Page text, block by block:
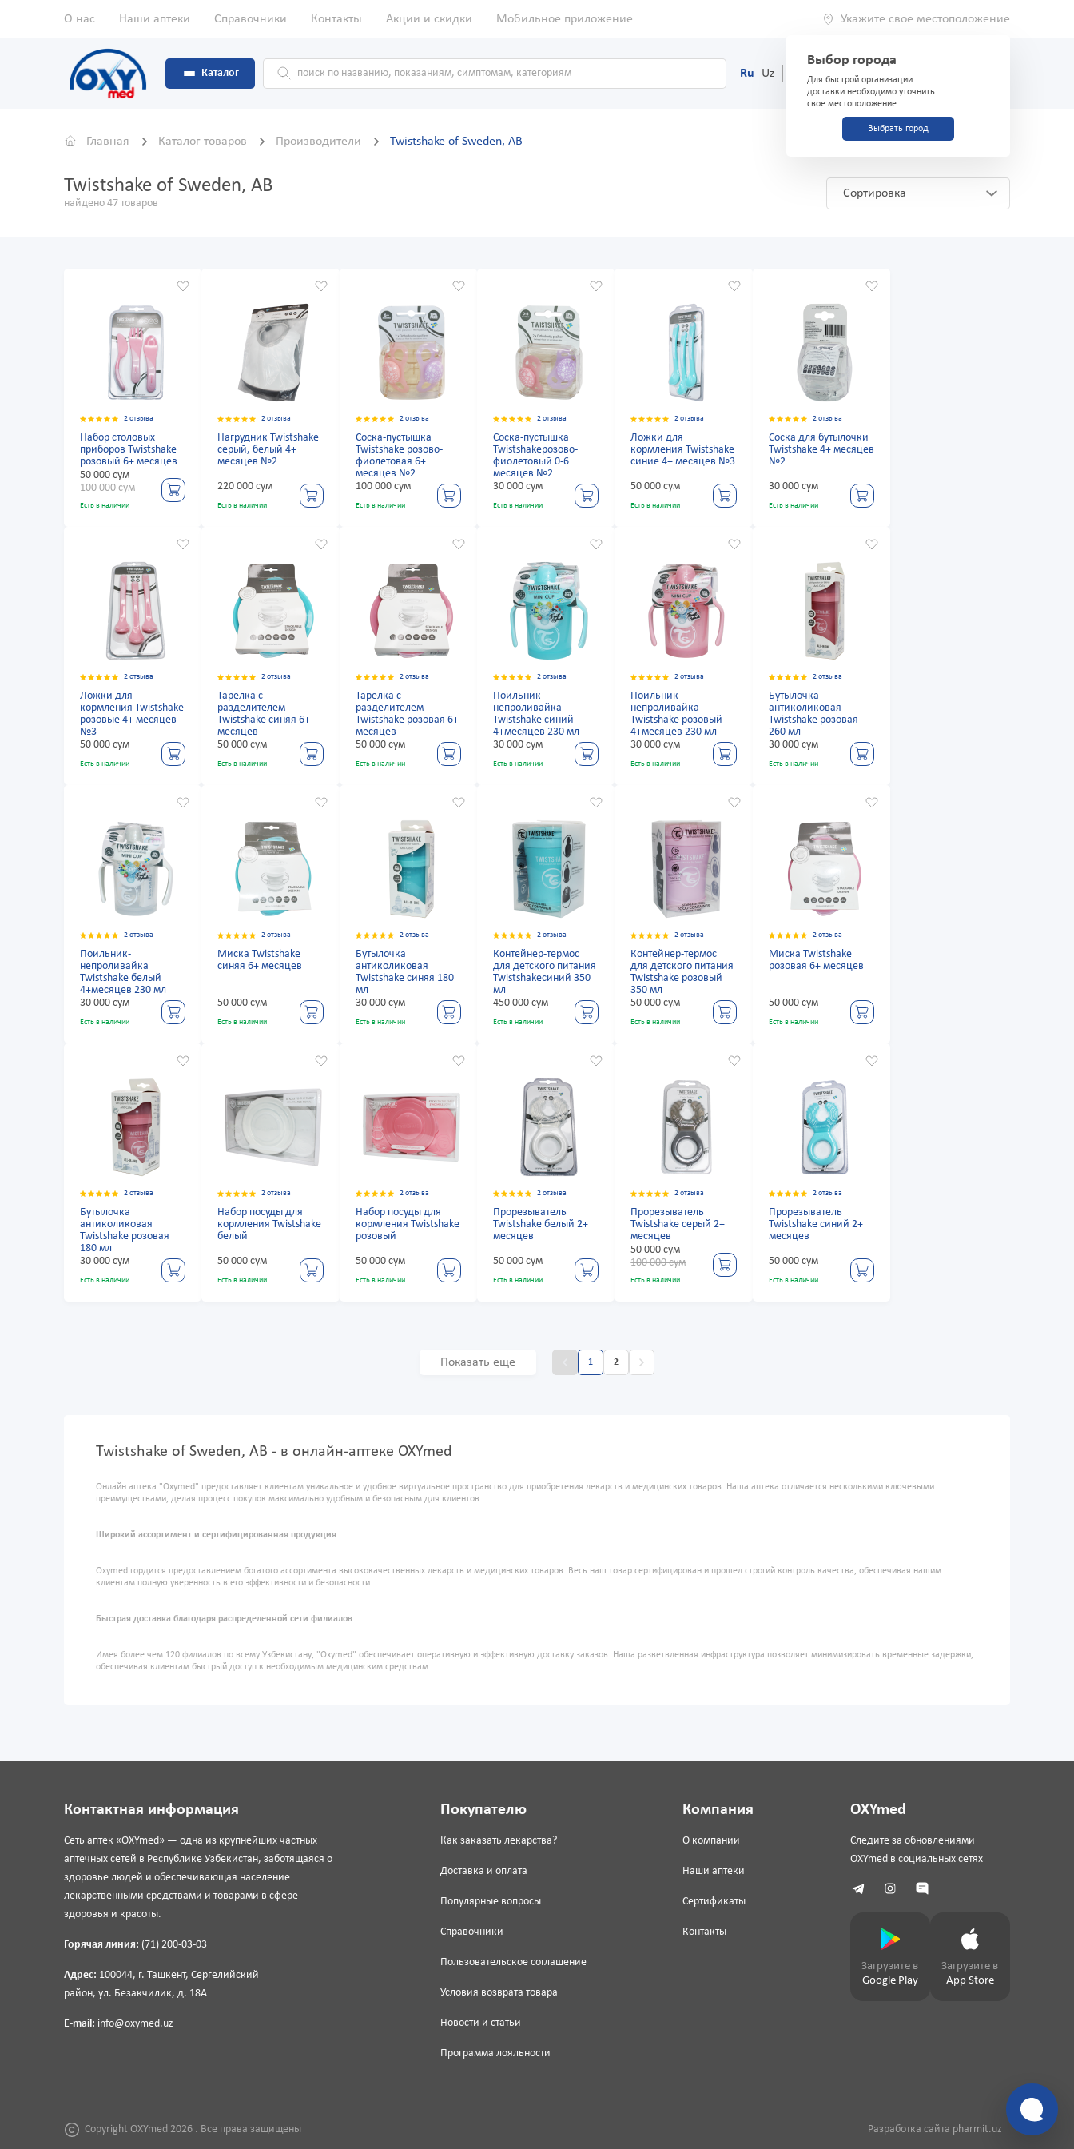
О нас Наши аптеки Справочники Контакты Акции и скидки Мобильное приложение Укажите свое местоположение
Выбор города
Для быстрой организации
доставки необходимо уточнить
свое местоположение
Выбрать город
Каталог Ru Uz (71) 200-03-03
Главная Каталог товаров Производители Twistshake of Sweden, AB
Twistshake of Sweden, AB
найдено 47 товаров
Сортировка
2 отзыва
Набор столовых
приборов Twistshake
розовый 6+ месяцев
50 000 сум
100 000 сум
Есть в наличии
2 отзыва
Нагрудник Twistshake
серый, белый 4+
месяцев №2
220 000 сум
Есть в наличии
2 отзыва
Соска-пустышка
Twistshake розово-
фиолетовая 6+
месяцев №2
100 000 сум
Есть в наличии
2 отзыва
Соска-пустышка
Twistshakeрозово-
фиолетовый 0-6
месяцев №2
30 000 сум
Есть в наличии
2 отзыва
Ложки для
кормления Twistshake
синие 4+ месяцев №3
50 000 сум
Есть в наличии
2 отзыва
Соска для бутылочки
Twistshake 4+ месяцев
№2
30 000 сум
Есть в наличии
2 отзыва
Ложки для
кормления Twistshake
розовые 4+ месяцев
№3
50 000 сум
Есть в наличии
2 отзыва
Тарелка с
разделителем
Twistshake синяя 6+
месяцев
50 000 сум
Есть в наличии
2 отзыва
Тарелка с
разделителем
Twistshake розовая 6+
месяцев
50 000 сум
Есть в наличии
2 отзыва
Поильник-
непроливайка
Twistshake синий
4+месяцев 230 мл
30 000 сум
Есть в наличии
2 отзыва
Поильник-
непроливайка
Twistshake розовый
4+месяцев 230 мл
30 000 сум
Есть в наличии
2 отзыва
Бутылочка
антиколиковая
Twistshake розовая
260 мл
30 000 сум
Есть в наличии
2 отзыва
Поильник-
непроливайка
Twistshake белый
4+месяцев 230 мл
30 000 сум
Есть в наличии
2 отзыва
Миска Twistshake
синяя 6+ месяцев
50 000 сум
Есть в наличии
2 отзыва
Бутылочка
антиколиковая
Twistshake синяя 180
мл
30 000 сум
Есть в наличии
2 отзыва
Контейнер-термос
для детского питания
Twistshakeсиний 350
мл
450 000 сум
Есть в наличии
2 отзыва
Контейнер-термос
для детского питания
Twistshake розовый
350 мл
50 000 сум
Есть в наличии
2 отзыва
Миска Twistshake
розовая 6+ месяцев
50 000 сум
Есть в наличии
2 отзыва
Бутылочка
антиколиковая
Twistshake розовая
180 мл
30 000 сум
Есть в наличии
2 отзыва
Набор посуды для
кормления Twistshake
белый
50 000 сум
Есть в наличии
2 отзыва
Набор посуды для
кормления Twistshake
розовый
50 000 сум
Есть в наличии
2 отзыва
Прорезыватель
Twistshake белый 2+
месяцев
50 000 сум
Есть в наличии
2 отзыва
Прорезыватель
Twistshake серый 2+
месяцев
50 000 сум
100 000 сум
Есть в наличии
2 отзыва
Прорезыватель
Twistshake синий 2+
месяцев
50 000 сум
Есть в наличии
Показать еще 1 2
Twistshake of Sweden, AB - в онлайн-аптеке OXYmed
Онлайн аптека "Oxymed" предоставляет клиентам уникальное и удобное виртуальное пространство для приобретения лекарств и медицинских товаров. Наша аптека отличается несколькими ключевыми
преимуществами, делая процесс покупок максимально удобным и безопасным для клиентов.
Широкий ассортимент и сертифицированная продукция
Oxymed гордится предоставлением богатого ассортимента высококачественных лекарств и медицинских товаров. Весь наш товар сертифицирован и прошел строгий контроль качества, обеспечивая нашим
клиентам полную уверенность в его эффективности и безопасности.
Быстрая доставка благодаря распределенной сети филиалов
Имея более чем 120 филиалов по всему Узбекистану, "Oxymed" обеспечивает оперативную и эффективную доставку заказов. Наша разветвленная инфраструктура позволяет минимизировать временные задержки,
обеспечивая клиентам быстрый доступ к необходимым медицинским средствам
Контактная информация
Сеть аптек «OXYmed» — одна из крупнейших частных
аптечных сетей в Республике Узбекистан, заботящаяся о
здоровье людей и обеспечивающая население
лекарственными средствами и товарами в сфере
здоровья и красоты.
Горячая линия: (71) 200-03-03
Адрес: 100044, г. Ташкент, Сергелийский
район, ул. Безакчилик, д. 18А
E-mail: info@oxymed.uz
Покупателю
Как заказать лекарства?
Доставка и оплата
Популярные вопросы
Справочники
Пользовательское соглашение
Условия возврата товара
Новости и статьи
Программа лояльности
Компания
О компании
Наши аптеки
Сертификаты
Контакты
OXYmed
Следите за обновлениями
OXYmed в социальных сетях
Загрузите в
Google Play
Загрузите в
App Store
Copyright OXYmed 2026 . Все права защищены Разработка сайта pharmit.uz